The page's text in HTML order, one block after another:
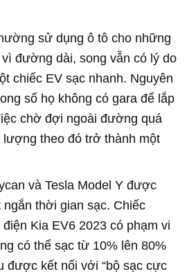
sử dụng ô tô cho những
đường dài, song vẫn có lý do
chiếc EV sạc nhanh. Nguyên
số họ không có gara để lắp
chờ đợi ngoài đường quá
lượng theo đó trở thành một
và Tesla Model Y được
thời gian sạc. Chiếc
Kia EV6 2023 có phạm vi
có thể sạc từ 10% lên 80%
được kết nối với “bộ sạc cực